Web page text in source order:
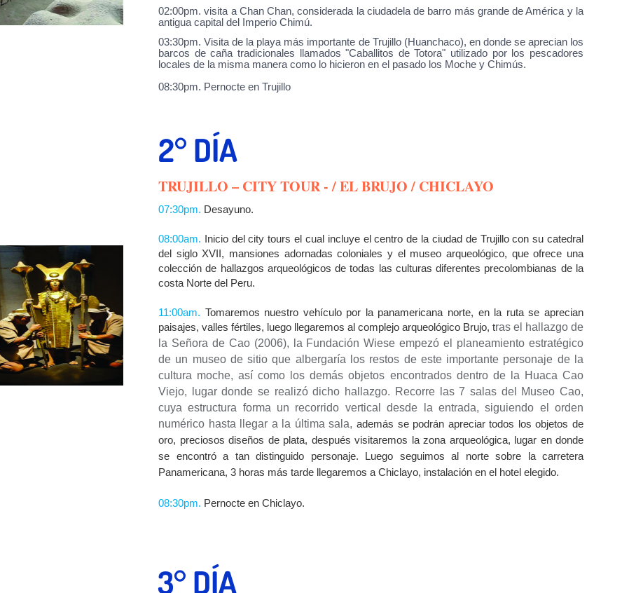
02:00pm. visita a Chan Chan, considerada la ciudadela de barro más grande de América y la
antigua capital del Imperio Chimú.
03:30pm. Visita de la playa más importante de Trujillo (Huanchaco), en donde se aprecian los
barcos de caña tradicionales llamados "Caballitos de Totora" utilizado por los pescadores
locales de la misma manera como lo hicieron en el pasado los Moche y Chimús.
08:30pm. Pernocte en Trujillo
2° DÍA
TRUJILLO – CITY TOUR - / EL BRUJO / CHICLAYO
07:30pm. Desayuno.
08:00am. Inicio del city tours el cual incluye el centro de la ciudad de Trujillo con su catedral
del siglo XVII, mansiones adornadas coloniales y el museo arqueológico, que ofrece una
colección de hallazgos arqueológicos de todas las culturas diferentes precolombianas de la
costa Norte del Peru.
11:00am. Tomaremos nuestro vehículo por la panamericana norte, en la ruta se aprecian
paisajes, valles fértiles, luego llegaremos al complejo arqueológico Brujo, tras el hallazgo de
la Señora de Cao (2006), la Fundación Wiese empezó el planeamiento estratégico
de un museo de sitio que albergaría los restos de este importante personaje de la
cultura moche, así como los demás objetos encontrados dentro de la Huaca Cao
Viejo, lugar donde se realizó dicho hallazgo. Recorre las 7 salas del Museo Cao,
cuya estructura forma un recorrido vertical desde la entrada, siguiendo el orden
numérico hasta llegar a la última sala, además se podrán apreciar todos los objetos de
oro, preciosos diseños de plata, después visitaremos la zona arqueológica, lugar en donde
se encontró a tan distinguido personaje. Luego seguimos al norte sobre la carretera
Panamericana, 3 horas más tarde llegaremos a Chiclayo, instalación en el hotel elegido.
08:30pm. Pernocte en Chiclayo.
3° DÍA